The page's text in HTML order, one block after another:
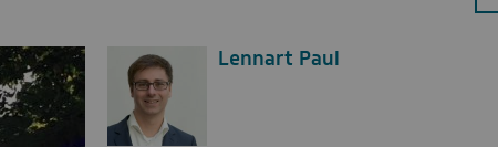
Kommentaren
Lennart Paul